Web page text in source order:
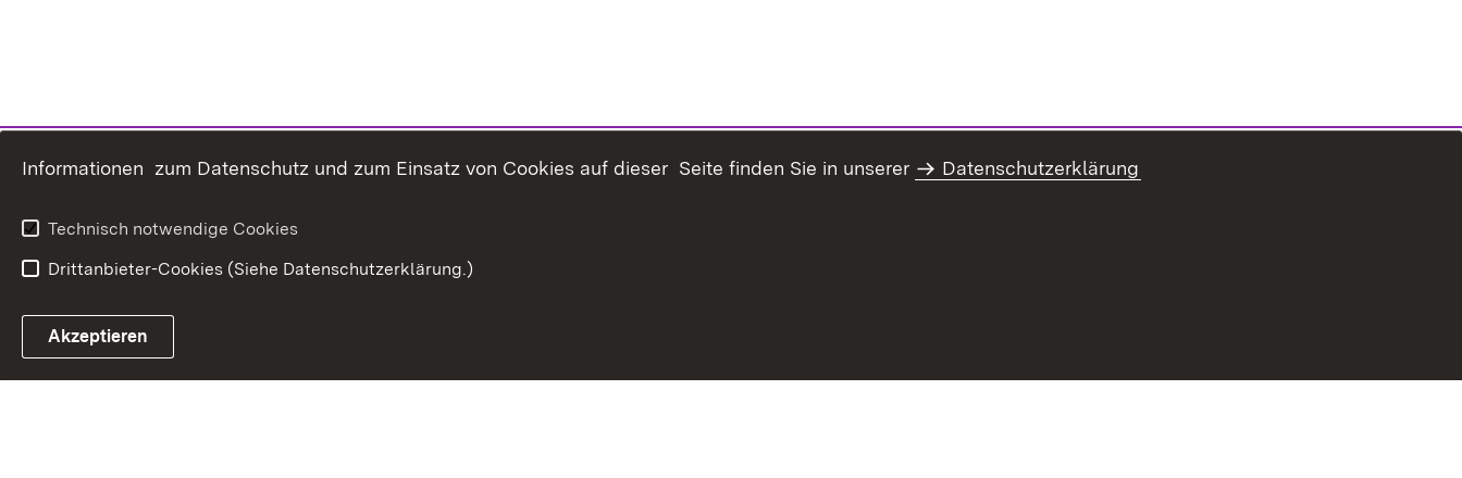
Informationen zum Datenschutz und zum Einsatz von Cookies auf dieser Seite finden Sie in unserer Datenschutzerklärung
Technisch notwendige Cookies
Drittanbieter-Cookies (Siehe Datenschutzerklärung.)
Akzeptieren